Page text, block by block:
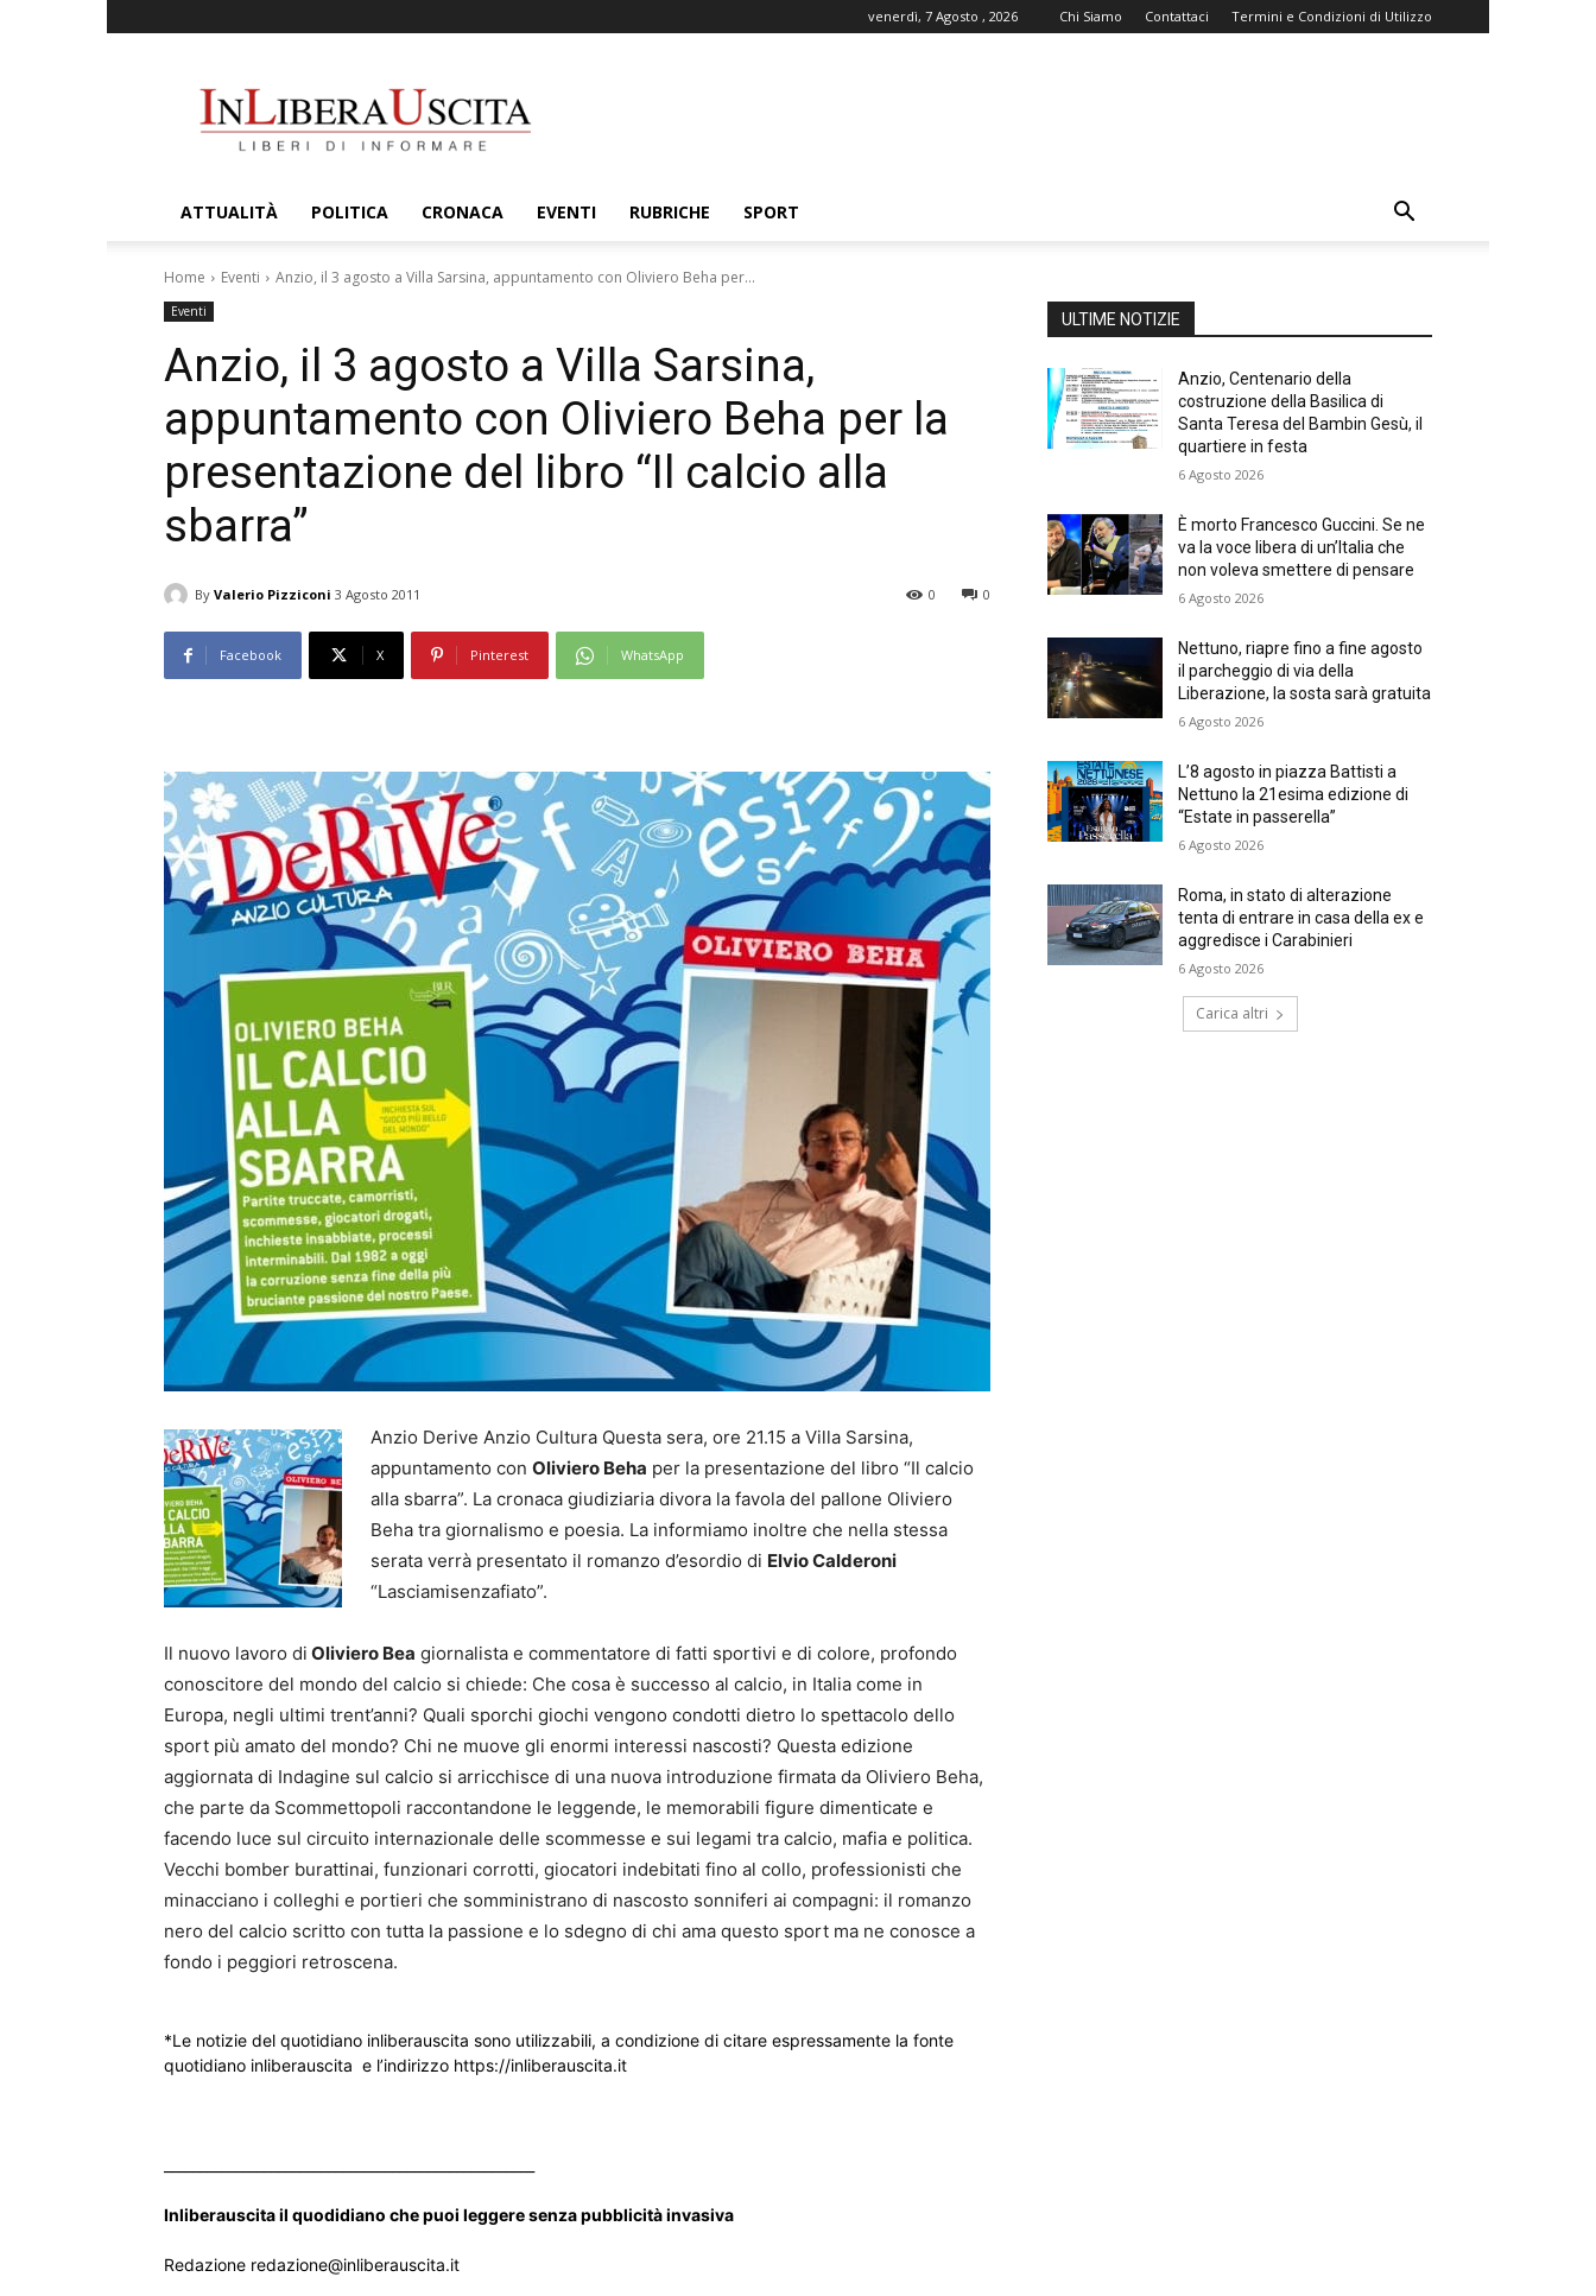
venerdì, 7 Agosto , 2026 Chi Siamo Contattaci Termini e Condizioni di Utilizzo
ATTUALITÀ POLITICA CRONACA EVENTI RUBRICHE SPORT
Home Eventi Anzio, il 3 agosto a Villa Sarsina, appuntamento con Oliviero Beha per...
Eventi
Anzio, il 3 agosto a Villa Sarsina,
appuntamento con Oliviero Beha per la
presentazione del libro “Il calcio alla
sbarra”
By Valerio Pizziconi 3 Agosto 2011 0
0
Facebook X Pinterest WhatsApp
Anzio Derive Anzio Cultura Questa sera, ore 21.15 a Villa Sarsina,
appuntamento con Oliviero Beha per la presentazione del libro “Il calcio
alla sbarra”. La cronaca giudiziaria divora la favola del pallone Oliviero
Beha tra giornalismo e poesia. La informiamo inoltre che nella stessa
serata verrà presentato il romanzo d’esordio di Elvio Calderoni
“Lasciamisenzafiato”.
Il nuovo lavoro di Oliviero Bea giornalista e commentatore di fatti sportivi e di colore, profondo
conoscitore del mondo del calcio si chiede: Che cosa è successo al calcio, in Italia come in
Europa, negli ultimi trent’anni? Quali sporchi giochi vengono condotti dietro lo spettacolo dello
sport più amato del mondo? Chi ne muove gli enormi interessi nascosti? Questa edizione
aggiornata di Indagine sul calcio si arricchisce di una nuova introduzione firmata da Oliviero Beha,
che parte da Scommettopoli raccontandone le leggende, le memorabili figure dimenticate e
facendo luce sul circuito internazionale delle scommesse e sui legami tra calcio, mafia e politica.
Vecchi bomber burattinai, funzionari corrotti, giocatori indebitati fino al collo, professionisti che
minacciano i colleghi e portieri che somministrano di nascosto sonniferi ai compagni: il romanzo
nero del calcio scritto con tutta la passione e lo sdegno di chi ama questo sport ma ne conosce a
fondo i peggiori retroscena.
*Le notizie del quotidiano inliberauscita sono utilizzabili, a condizione di citare espressamente la fonte
quotidiano inliberauscita e l’indirizzo https://inliberauscita.it
Inliberauscita il quodidiano che puoi leggere senza pubblicità invasiva
Redazione redazione@inliberauscita.it
ULTIME NOTIZIE
Anzio, Centenario della
costruzione della Basilica di
Santa Teresa del Bambin Gesù, il
quartiere in festa
6 Agosto 2026
È morto Francesco Guccini. Se ne
va la voce libera di un’Italia che
non voleva smettere di pensare
6 Agosto 2026
Nettuno, riapre fino a fine agosto
il parcheggio di via della
Liberazione, la sosta sarà gratuita
6 Agosto 2026
L’8 agosto in piazza Battisti a
Nettuno la 21esima edizione di
“Estate in passerella”
6 Agosto 2026
Roma, in stato di alterazione
tenta di entrare in casa della ex e
aggredisce i Carabinieri
6 Agosto 2026
Carica altri